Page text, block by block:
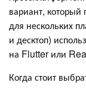
вариант, который
для нескольких
и десктоп)
на Flutter или
Когда стоит